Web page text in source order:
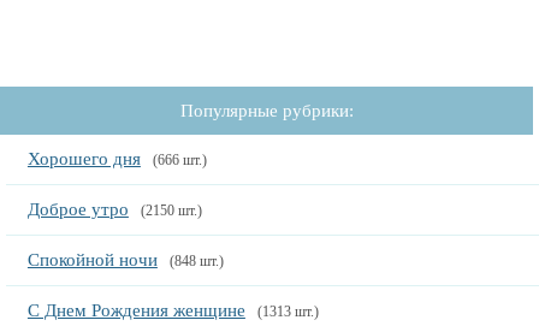
Популярные рубрики:
Хорошего дня (666 шт.)
Доброе утро (2150 шт.)
Спокойной ночи (848 шт.)
С Днем Рождения женщине (1313 шт.)